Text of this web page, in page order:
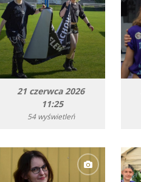
21 czerwca 2026
11:25
54 wyświetleń